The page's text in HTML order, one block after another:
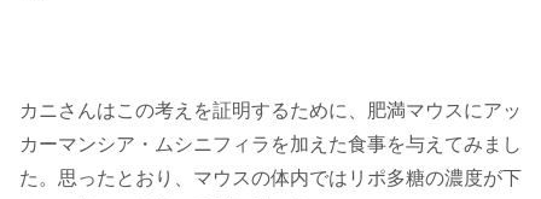
カニさんはこの考えを証明するために、肥満マウスにアッ
カーマンシア・ムシニフィラを加えた食事を与えてみまし
た。思ったとおり、マウスの体内ではリポ多糖の濃度が下